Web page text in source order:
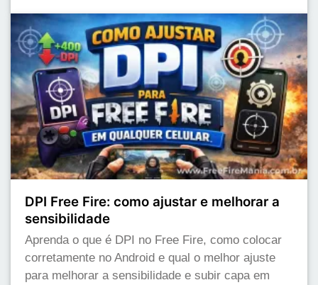
DPI Free Fire: como ajustar e melhorar a
sensibilidade
Aprenda o que é DPI no Free Fire, como colocar
corretamente no Android e qual o melhor ajuste
para melhorar a sensibilidade e subir capa em